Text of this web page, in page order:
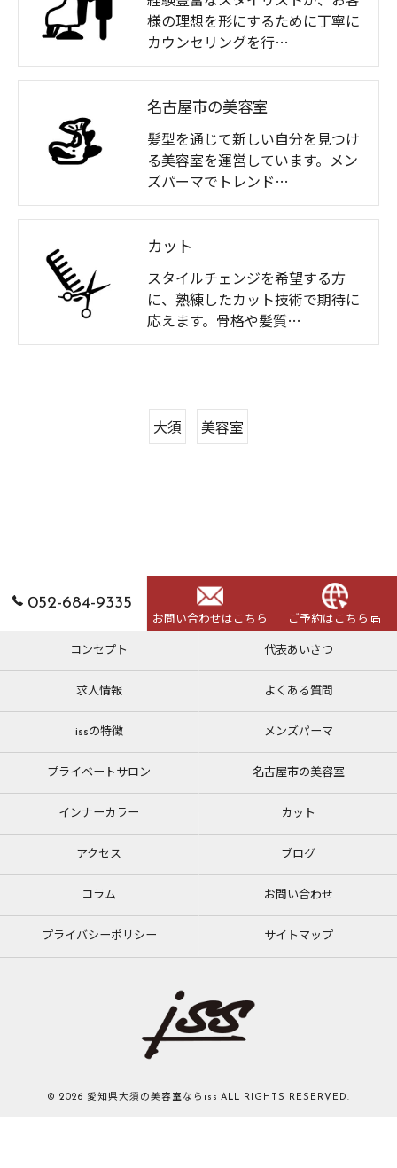
様の理想を形にするために丁寧に
カウンセリングを行…
名古屋市の美容室
髪型を通じて新しい自分を見つけ
る美容室を運営しています。メン
ズパーマでトレンド…
カット
スタイルチェンジを希望する方
に、熟練したカット技術で期待に
応えます。骨格や髪質…
大須 美容室
052-684-9335
お問い合わせはこちら ご予約はこちら
コンセプト 代表あいさつ
求人情報 よくある質問
issの特徴 メンズパーマ
プライベートサロン 名古屋市の美容室
インナーカラー カット
アクセス ブログ
コラム お問い合わせ
プライバシーポリシー サイトマップ
© 2026 愛知県大須の美容室ならiss ALL RIGHTS RESERVED.